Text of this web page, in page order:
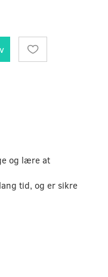
og lære at
tid, og er sikre